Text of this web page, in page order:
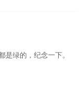
是绿的，纪念一下。